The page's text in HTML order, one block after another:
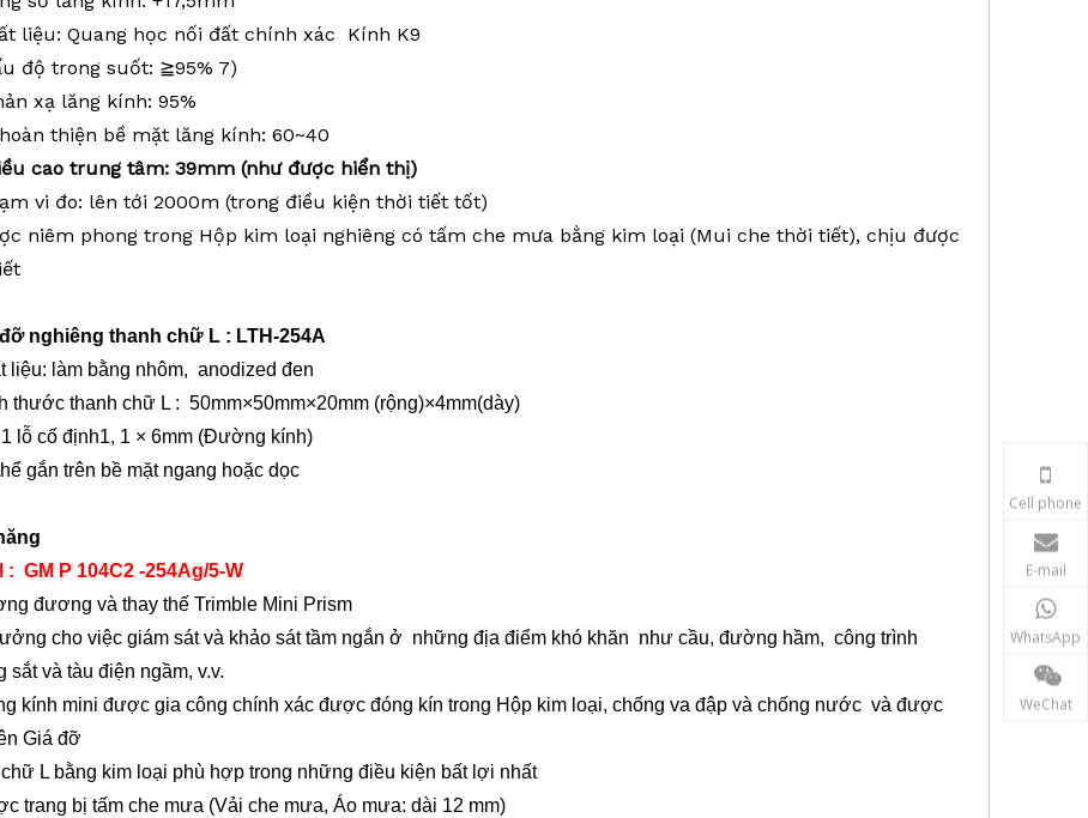
liệu: Quang học nối đất chính xác Kính K9
độ trong suốt: ≧95% 7)
xạ lăng kính: 95%
thiện bề mặt lăng kính: 60~40
cao trung tâm: 39mm (như được hiển thị)
vi đo: lên tới 2000m (trong điều kiện thời tiết tốt)
niêm phong trong Hộp kim loại nghiêng có tấm che mưa bằng kim loại (Mui che thời tiết), chịu được
nghiêng thanh chữ L : LTH-254A
liệu: làm bằng nhôm, anodized đen
thước thanh chữ L : 50mm×50mm×20mm (rộng)×4mm(dày)
lỗ cố định1, 1 × 6mm (Đường kính)
gắn trên bề mặt ngang hoặc dọc
: GM P 104C2 -254Ag/5-W
đương và thay thế Trimble Mini Prism
cho việc giám sát và khảo sát tầm ngắn ở những địa điểm khó khăn như cầu, đường hầm, công trình
sắt và tàu điện ngầm, v.v.
kính mini được gia công chính xác được đóng kín trong Hộp kim loại, chống va đập và chống nước và được
Giá đỡ
L bằng kim loại phù hợp trong những điều kiện bất lợi nhất
trang bị tấm che mưa (Vải che mưa, Áo mưa: dài 12 mm)
Cell phone
E-mail
WhatsApp
WeChat